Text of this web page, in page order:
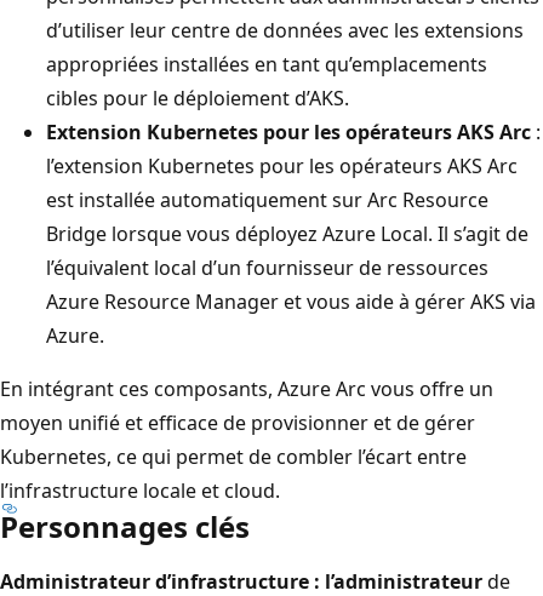
d’utiliser leur centre de données avec les extensions
appropriées installées en tant qu’emplacements
cibles pour le déploiement d’AKS.
Extension Kubernetes pour les opérateurs AKS Arc :
l’extension Kubernetes pour les opérateurs AKS Arc
est installée automatiquement sur Arc Resource
Bridge lorsque vous déployez Azure Local. Il s’agit de
l’équivalent local d’un fournisseur de ressources
Azure Resource Manager et vous aide à gérer AKS via
Azure.
En intégrant ces composants, Azure Arc vous offre un
moyen unifié et efficace de provisionner et de gérer
Kubernetes, ce qui permet de combler l’écart entre
l’infrastructure locale et cloud.
Personnages clés
Administrateur d’infrastructure : l’administrateurde